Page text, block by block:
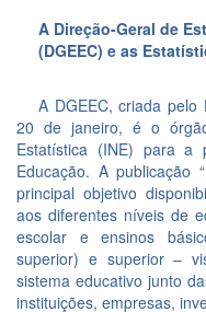
A Direção-Geral de
(DGEEC) e as
A DGEEC, criada pelo
20 de janeiro, é o
Estatística (INE) para a
Educação. A publicação
principal objetivo
aos diferentes níveis de
escolar e ensinos
superior) e superior –
sistema educativo junto
instituições, empresas,